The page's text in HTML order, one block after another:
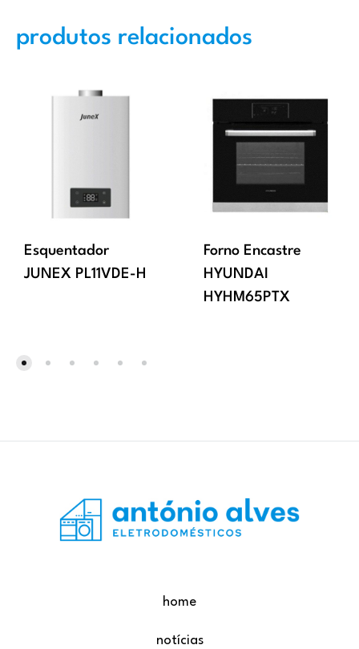
produtos relacionados
Esquentador
JUNEX PL11VDE-H
Forno Encastre
HYUNDAI
HYHM65PTX
home
notícias